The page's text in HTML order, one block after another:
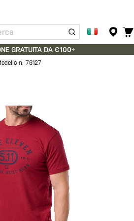
GRATUITA DA €100+
n. 76127